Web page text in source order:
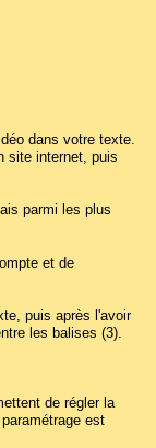
dans votre texte.
site internet, puis
parmi les plus
et de
puis après l'avoir
les balises (3).
de régler la
est